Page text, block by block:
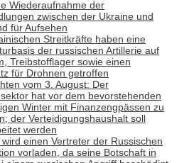
Wiederaufnahme der
zwischen der Ukraine und
für Aufsehen
Streitkräfte haben eine
der russischen Artillerie auf
Treibstofflager sowie einen
für Drohnen getroffen
vom 3. August: Der
hat vor dem bevorstehenden
Winter mit Finanzengpässen zu
der Verteidigungshaushalt soll
werden
einen Vertreter der Russischen
vorladen, da seine Botschaft in